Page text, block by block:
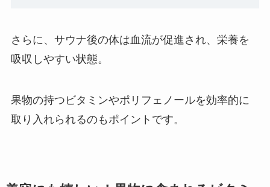
さらに、サウナ後の体は血流が促進され、栄養を
吸収しやすい状態。
果物の持つビタミンやポリフェノールを効率的に
取り入れられるのもポイントです。